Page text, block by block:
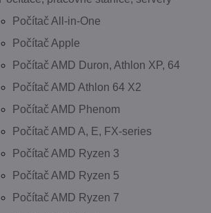
Počítač All-in-One
Počítač Apple
Počítač AMD Duron, Athlon XP, 64
Počítač AMD Athlon 64 X2
Počítač AMD Phenom
Počítač AMD A, E, FX-series
Počítač AMD Ryzen 3
Počítač AMD Ryzen 5
Počítač AMD Ryzen 7